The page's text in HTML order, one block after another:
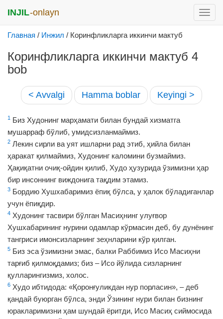
меню
INJIL-onlayn
Главная / Инжил / Коринфликларга иккинчи мактуб
Коринфликларга иккинчи мактуб 4
bob
< Avvalgi Hamma boblar Keyingi >
1
Биз Худонинг марҳамати билан бундай хизматга
мушарраф бўлиб, умидсизланмаймиз.
2 Лекин сирли ва уят ишларни рад этиб, ҳийла билан
ҳаракат қилмаймиз, Худонинг каломини бузмаймиз.
Ҳақиқатни очиқ-ойдин қилиб, Худо ҳузурида ўзимизни ҳар
бир инсоннинг виждонига тақдим этамиз.
3 Бордию Хушхабаримиз ёпиқ бўлса, у ҳалок бўладиганлар
учун ёпиқдир.
4 Худонинг тасвири бўлган Масиҳнинг улуғвор
Хушхабарининг нурини одамлар кўрмасин деб, бу дунёнинг
тангриси имонсизларнинг зеҳнларини кўр қилган.
5 Биз эса ўзимизни эмас, балки Раббимиз Исо Масиҳни
тарғиб қилмоқдамиз; биз – Исо йўлида сизларнинг
қулларингизмиз, холос.
6 Худо ибтидода: «Қоронғуликдан нур порласин», – деб
қандай буюрган бўлса, энди Ўзининг нури билан бизнинг
юракларимизни ҳам шундай ёритди, Исо Масиҳ сиймосида